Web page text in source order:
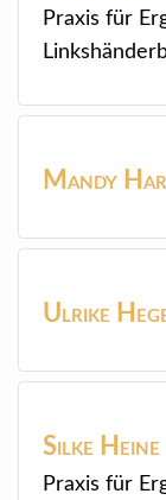
Praxis für
Mandy
Ulrike
Silke Heine
Praxis für